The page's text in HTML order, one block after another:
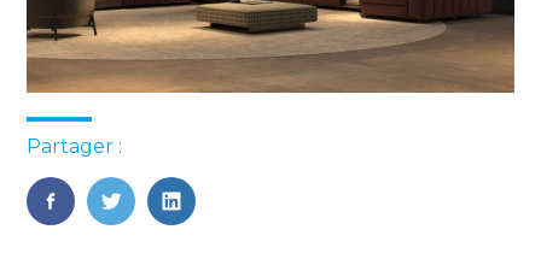
Partager :
FaceBook
TwitterLinkedIn